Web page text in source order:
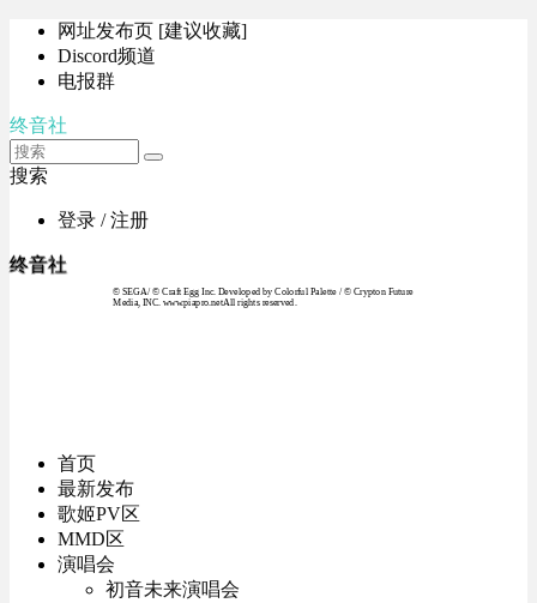
网址发布页 [建议收藏]
Discord频道
电报群
终音社
搜索
登录 / 注册
终音社
© SEGA / © Craft Egg Inc. Developed by Colorful Palette / © Crypton Future
Media, INC. www.piapro.netAll rights reserved.
首页
最新发布
歌姬PV区
MMD区
演唱会
初音未来演唱会